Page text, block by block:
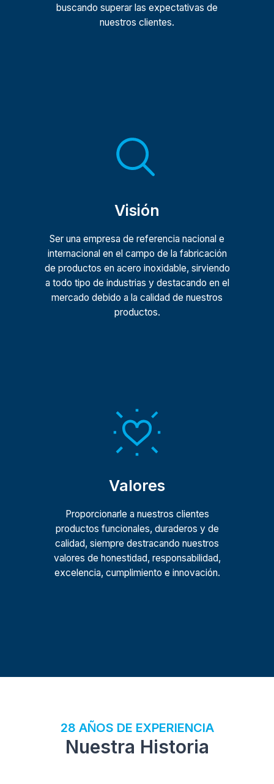
buscando superar las expectativas de
nuestros clientes.
Visión
Ser una empresa de referencia nacional e
internacional en el campo de la fabricación
de productos en acero inoxidable, sirviendo
a todo tipo de industrias y destacando en el
mercado debido a la calidad de nuestros
productos.
Valores
Proporcionarle a nuestros clientes
productos funcionales, duraderos y de
calidad, siempre destracando nuestros
valores de honestidad, responsabilidad,
excelencia, cumplimiento e innovación.
28 AÑOS DE EXPERIENCIA
Nuestra Historia